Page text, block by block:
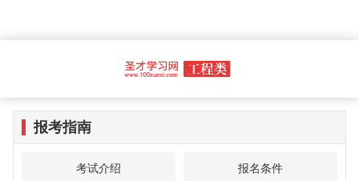
报考指南
考试介绍 报名条件